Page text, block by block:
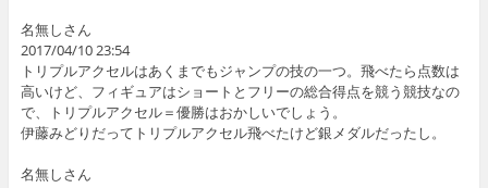
名無しさん
2017/04/10 23:54
トリプルアクセルはあくまでもジャンプの技の一つ。飛べたら点数は
高いけど、フィギュアはショートとフリーの総合得点を競う競技なの
で、トリプルアクセル＝優勝はおかしいでしょう。
伊藤みどりだってトリプルアクセル飛べたけど銀メダルだったし。
名無しさん